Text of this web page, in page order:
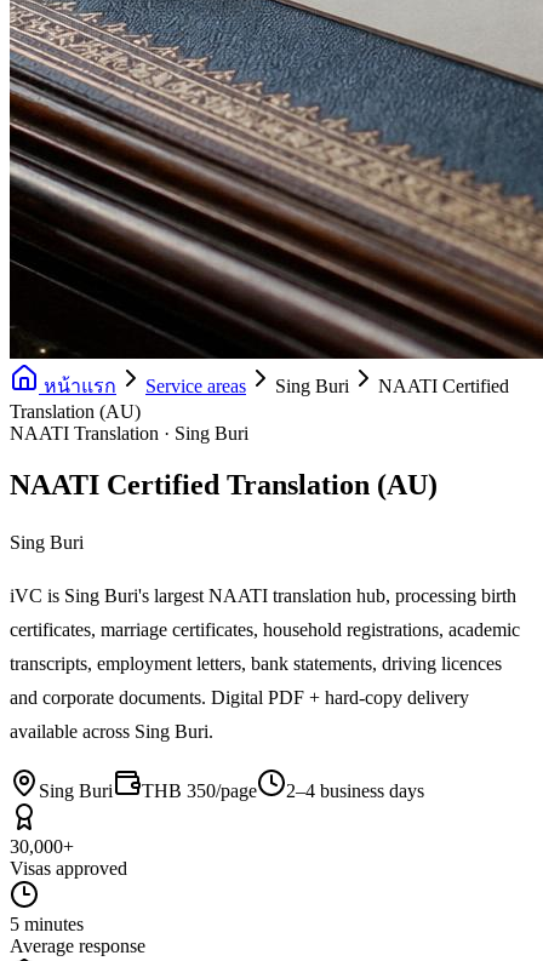
หน้าแรก Service areas Sing Buri
NAATI Certified
Translation (AU)
NAATI Translation · Sing Buri
NAATI Certified Translation (AU)
Sing Buri
iVC is Sing Buri's largest NAATI translation hub, processing birth
certificates, marriage certificates, household registrations, academic
transcripts, employment letters, bank statements, driving licences
and corporate documents. Digital PDF + hard-copy delivery
available across Sing Buri.
Sing Buri THB 350/page 2–4 business days
30,000+
Visas approved
5 minutes
Average response